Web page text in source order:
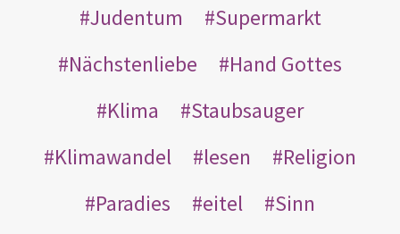
Judentum
Supermarkt
Nächstenliebe
Hand Gottes
Klima
Staubsauger
Klimawandel
lesen
Religion
Paradies
eitel
Sinn